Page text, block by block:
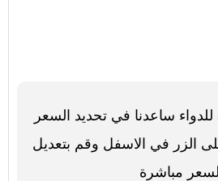
ساعدنا في تحديد السعر
الزر في الاسفل وقم بتعديل
السعر مباشرة